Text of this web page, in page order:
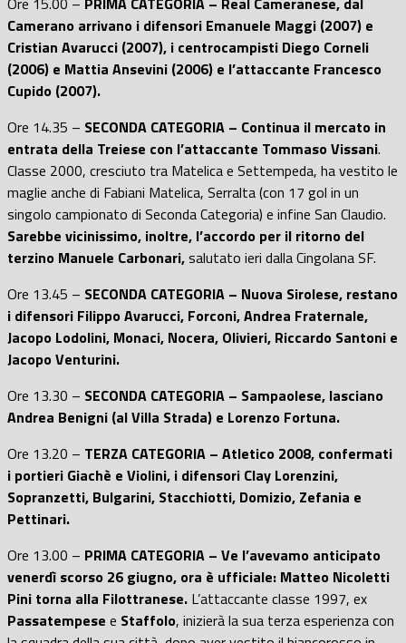
Camerano arrivano i difensori Emanuele Maggi (2007) e
Cristian Avarucci (2007), i centrocampisti Diego Corneli
(2006) e Mattia Ansevini (2006) e l’attaccante Francesco
Cupido (2007).
Ore 14.35 – SECONDA CATEGORIA – Continua il mercato in
entrata della Treiese con l’attaccante Tommaso Vissani.
Classe 2000, cresciuto tra Matelica e Settempeda, ha vestito le
maglie anche di Fabiani Matelica, Serralta (con 17 gol in un
singolo campionato di Seconda Categoria) e infine San Claudio.
Sarebbe vicinissimo, inoltre, l’accordo per il ritorno del
terzino Manuele Carbonari,salutato ieri dalla Cingolana SF.
Ore 13.45 – SECONDA CATEGORIA – Nuova Sirolese, restano
i difensori Filippo Avarucci, Forconi, Andrea Fraternale,
Jacopo Lodolini, Monaci, Nocera, Olivieri, Riccardo Santoni e
Jacopo Venturini.
Ore 13.30 – SECONDA CATEGORIA – Sampaolese, lasciano
Andrea Benigni (al Villa Strada) e Lorenzo Fortuna.
Ore 13.20 – TERZA CATEGORIA – Atletico 2008, confermati
i portieri Giachè e Violini, i difensori Clay Lorenzini,
Sopranzetti, Bulgarini, Stacchiotti, Domizio, Zefania e
Pettinari.
Ore 13.00 – PRIMA CATEGORIA – Ve l’avevamo anticipato
venerdì scorso 26 giugno, ora è ufficiale: Matteo Nicoletti
Pini torna alla Filottranese. L’attaccante classe 1997, ex
Passatempese e Staffolo, inizierà la sua terza esperienza con